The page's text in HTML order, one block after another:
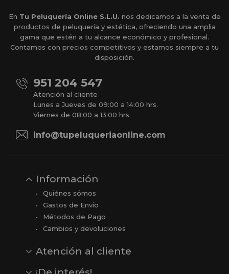
En Tu Peluquería Online S.L.U. nos dedicamos a la venta de
productos de peluquería y estética, ofreciendo una amplia
gama que estén a tu alcance económico y profesional.
Contamos con precios competitivos y estamos siempre a tu
disposición.
951 204 547
Atención al cliente
Lunes a Jueves de 09:00 a 14:00 hrs.
Viernes de 08:00 a 13:00 hrs.
info@tupeluqueriaonline.com
Información
Quiénes sómos
Gastos de Envío
Métodos de Pago
Cambios y devoluciones
Atención al cliente
Opiniones
Reseñas en Google